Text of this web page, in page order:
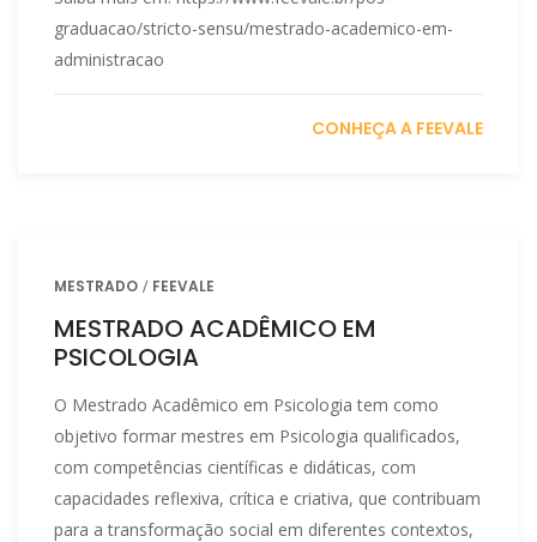
graduacao/stricto-sensu/mestrado-academico-em-
administracao
CONHEÇA A FEEVALE
MESTRADO FEEVALE
MESTRADO ACADÊMICO EM
PSICOLOGIA
O Mestrado Acadêmico em Psicologia tem como
objetivo formar mestres em Psicologia qualificados,
com competências científicas e didáticas, com
capacidades reflexiva, crítica e criativa, que contribuam
para a transformação social em diferentes contextos,